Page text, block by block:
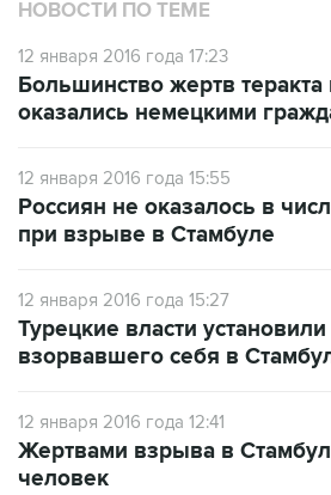
НОВОСТИ ПО ТЕМЕ
12 января 2016 года 17:23
Большинство жертв
оказались немецкими
12 января 2016 года 15:55
Россиян не оказалось в
при взрыве в Стамбуле
12 января 2016 года 15:27
Турецкие власти
взорвавшего себя в
12 января 2016 года 12:41
Жертвами взрыва в
человек